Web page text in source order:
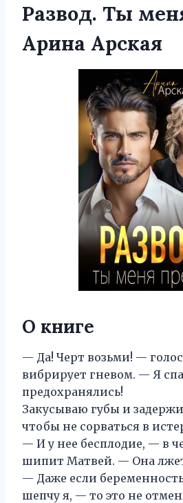
Развод. Ты
Арина Арская
О книге
— Да! Черт возьми! —
вибрирует гневом. — Я
предохранялись!
Закусываю губы и
чтобы не сорваться в
— И у нее бесплодие, — в
шипит Матвей. — Она
— Даже если
шепчу я, — то это не